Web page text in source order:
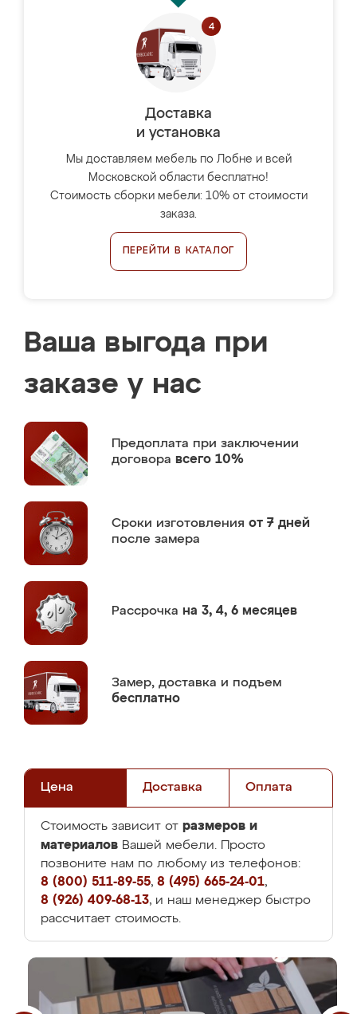
Доставка
и установка
Мы доставляем мебель по Лобне и всей
Московской области бесплатно!
Стоимость сборки мебели: 10% от стоимости
заказа.
ПЕРЕЙТИ В КАТАЛОГ
Ваша выгода при
заказе у нас
Предоплата при заключении
договора всего 10%
Сроки изготовления от 7 дней
после замера
Рассрочка на 3, 4, 6 месяцев
Замер, доставка и подъем
бесплатно
Цена Доставка Оплата
Стоимость зависит от размеров и
материалов Вашей мебели. Просто
позвоните нам по любому из телефонов:
8 (800) 511-89-55, 8 (495) 665-24-01,
8 (926) 409-68-13, и наш менеджер быстро
рассчитает стоимость.